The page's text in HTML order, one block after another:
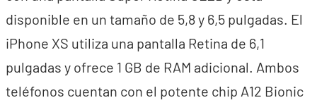
disponible en un tamaño de 5,8 y 6,5 pulgadas. El
iPhone XS utiliza una pantalla Retina de 6,1
pulgadas y ofrece 1 GB de RAM adicional. Ambos
teléfonos cuentan con el potente chip A12 Bionic